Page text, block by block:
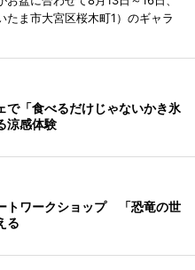
ま市大宮区桜木町1）のギャラ
で「食べるだけじゃないかき氷
涼感体験
トワークショップ 「恐竜の世
る